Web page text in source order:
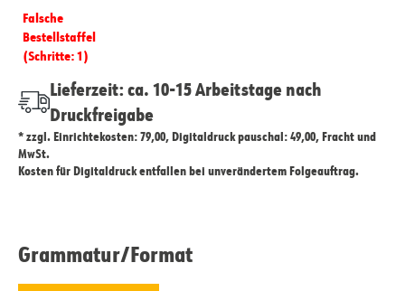
Falsche
Bestellstaffel
(Schritte: 1)
Lieferzeit: ca. 10-15 Arbeitstage nach
Druckfreigabe
* zzgl. Einrichtekosten: 79,00, Digitaldruck pauschal: 49,00, Fracht und
MwSt.
Kosten für Digitaldruck entfallen bei unverändertem Folgeauftrag.
Grammatur/​Format